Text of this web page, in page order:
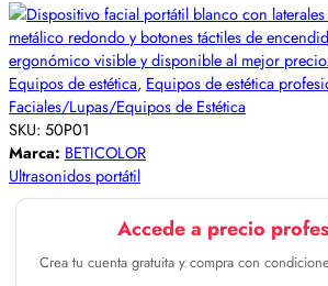
Equipos de estética, Equipos de estética
Faciales/Lupas/Equipos de Estética
SKU: 50P01
Marca: BETICOLOR
Ultrasonidos portátil
Accede a precio
Crea tu cuenta gratuita y compra con